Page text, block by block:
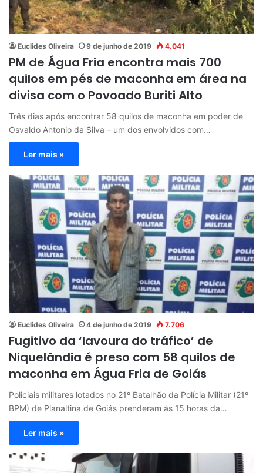
Euclides Oliveira 9 de junho de 2019 4.041
PM de Água Fria encontra mais 700
quilos em pés de maconha em área na
divisa com o Povoado Buriti Alto
Três dias após encontrar 58 quilos de maconha em poder de
Osvaldo Antonio da Silva – um dos envolvidos com…
Ler mais »
Euclides Oliveira 4 de junho de 2019 7.706
Fugitivo da ‘lavoura do tráfico’ de
Niquelândia é preso com 58 quilos de
maconha em Água Fria de Goiás
Policiais militares lotados no 21º Batalhão da Polícia Militar (21º
BPM) de Planaltina de Goiás prenderam às 15 horas da…
Ler mais »